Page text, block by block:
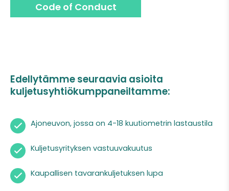
Code of Conduct
Edellytämme seuraavia asioita
kuljetusyhtiökumppaneiltamme:
Ajoneuvon, jossa on 4-18 kuutiometrin lastaustila
Kuljetusyrityksen vastuuvakuutus
Kaupallisen tavarankuljetuksen lupa